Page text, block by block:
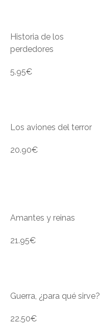
Historia de los
perdedores
5.95€
Los aviones del terror
20.90€
Amantes y reinas
21.95€
Guerra, ¿para qué sirve?
22.50€